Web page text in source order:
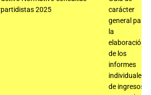
2025
carácter
general para
la
elaboración
de los
informes
individuales
de ingresos y